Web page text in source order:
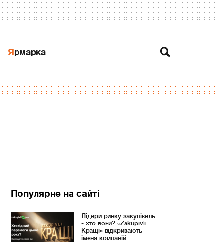
Ярмарка
Популярне на сайті
Лідери ринку закупівель
- хто вони? «Zakupivli
Кращі» відкривають
імена компаній